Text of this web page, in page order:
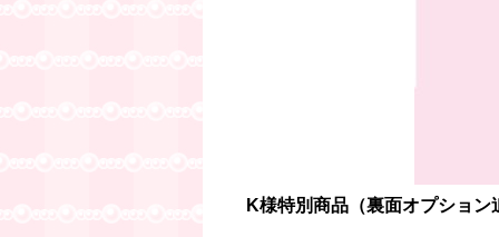
K様特別商品（裏面オプション